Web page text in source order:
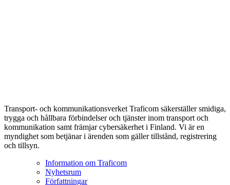
Transport- och kommunikationsverket Traficom säkerställer smidiga,
trygga och hållbara förbindelser och tjänster inom transport och
kommunikation samt främjar cybersäkerhet i Finland. Vi är en
myndighet som betjänar i ärenden som gäller tillstånd, registrering
och tillsyn.
Information om Traficom
Nyhetsrum
Författningar